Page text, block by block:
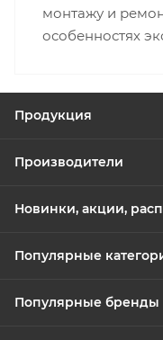
монтажу и
особенностях
Продукция
Производители
Новинки, акции,
Популярные
Популярные бренды